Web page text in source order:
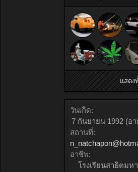
แสดง
วันเกิด:
7 กันยายน 1992 (อา
สถานที่:
อาชีพ:
โรงเรียนสาธิตมห